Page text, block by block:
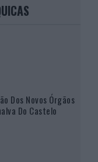
Dos Novos Órgãos
Do Castelo